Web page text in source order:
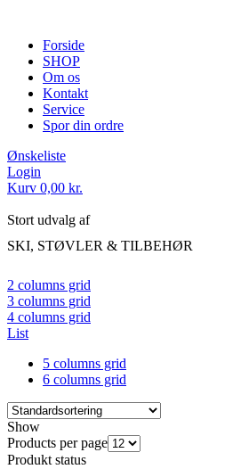
Forside
SHOP
Om os
Kontakt
Service
Spor din ordre
Ønskeliste
Login
Kurv 0,00 kr.
Stort udvalg af
SKI, STØVLER & TILBEHØR
2 columns grid
3 columns grid
4 columns grid
List
5 columns grid
6 columns grid
Show
Products per page
Produkt status